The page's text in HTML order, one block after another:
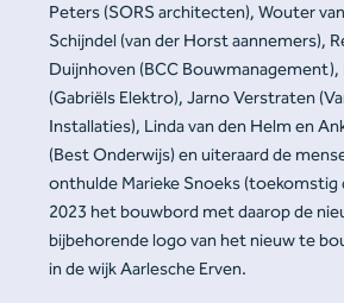
Peters (SORS architecten), Wouter
Schijndel (van der Horst aannemers),
Duijnhoven (BCC Bouwmanagement),
(Gabriëls Elektro), Jarno Verstraten
Installaties), Linda van den Helm en
(Best Onderwijs) en uiteraard de
onthulde Marieke Snoeks (toekomstig
2023 het bouwbord met daarop de
bijbehorende logo van het nieuw te
in de wijk Aarlesche Erven.